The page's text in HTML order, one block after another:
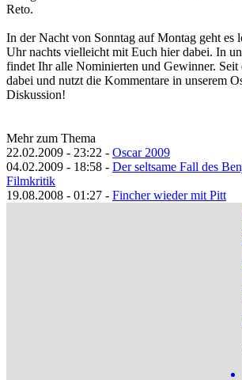
Reto.
In der Nacht von Sonntag auf Montag geht es
Uhr nachts vielleicht mit Euch hier dabei. In
findet Ihr alle Nominierten und Gewinner.
dabei und nutzt die Kommentare in unserem
Diskussion!
Mehr zum Thema
22.02.2009 - 23:22 - Oscar 2009
04.02.2009 - 18:58 - Der seltsame Fall des
Filmkritik
19.08.2008 - 01:27 - Fincher wieder mit Pitt